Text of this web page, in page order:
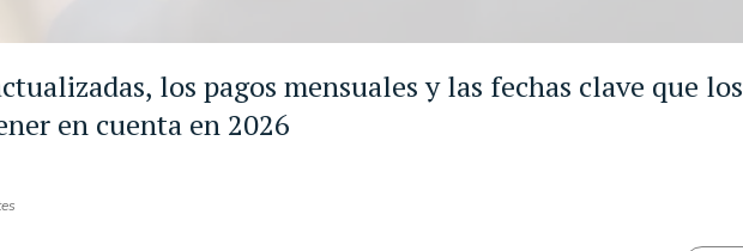
los pagos mensuales y las fechas clave que los
en cuenta en 2026